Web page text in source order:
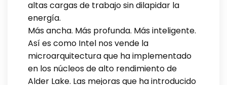
altas cargas de trabajo sin dilapidar la
energía.
Más ancha. Más profunda. Más inteligente.
Así es como Intel nos vende la
microarquitectura que ha implementado
en los núcleos de alto rendimiento de
Alder Lake. Las mejoras que ha introducido